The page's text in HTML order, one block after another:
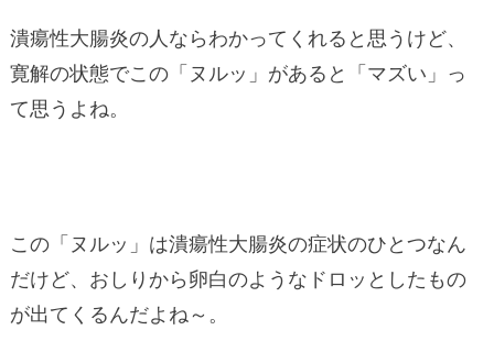
潰瘍性大腸炎の人ならわかってくれると思うけど、
寛解の状態でこの「ヌルッ」があると「マズい」っ
て思うよね。
この「ヌルッ」は潰瘍性大腸炎の症状のひとつなん
だけど、おしりから卵白のようなドロッとしたもの
が出てくるんだよね～。